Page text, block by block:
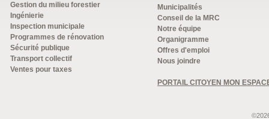
Gestion du milieu forestier
Ingénierie
Inspection municipale
Programmes de rénovation
Sécurité publique
Transport collectif
Ventes pour taxes
Municipalités
Conseil de la MRC
Notre équipe
Organigramme
Offres d'emploi
Nous joindre
PORTAIL CITOYEN MON